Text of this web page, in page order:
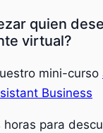
quien
virtual?
mini-curso
Business
para